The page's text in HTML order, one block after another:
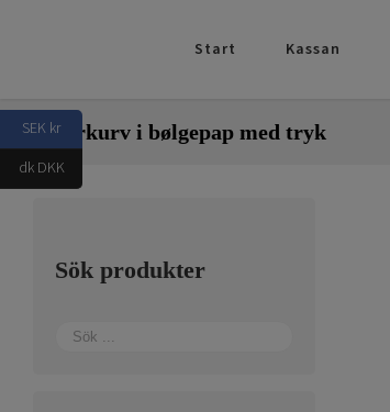
Start Kassan
Papirkurv i bølgepap med tryk
Sök produkter
SEK kr
dk DKK